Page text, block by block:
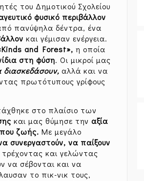
του Δημοτικού Σχολείου
φυσικό περιβάλλον
πανύψηλα δέντρα, ένα
και γέμισαν ενέργεια.
s and Forest», η οποία
στη φύση. Οι μικροί μας
διασκεδάσουν, αλλά και να
πρωτότυπους γρίφους
στο πλαίσιο των
και μας θύμησε τηναξία
ζωής. Με μεγάλο
συνεργαστούν, να παίξουν
και γελώντας
να σέβονται και να
το πικ-νικ τους,